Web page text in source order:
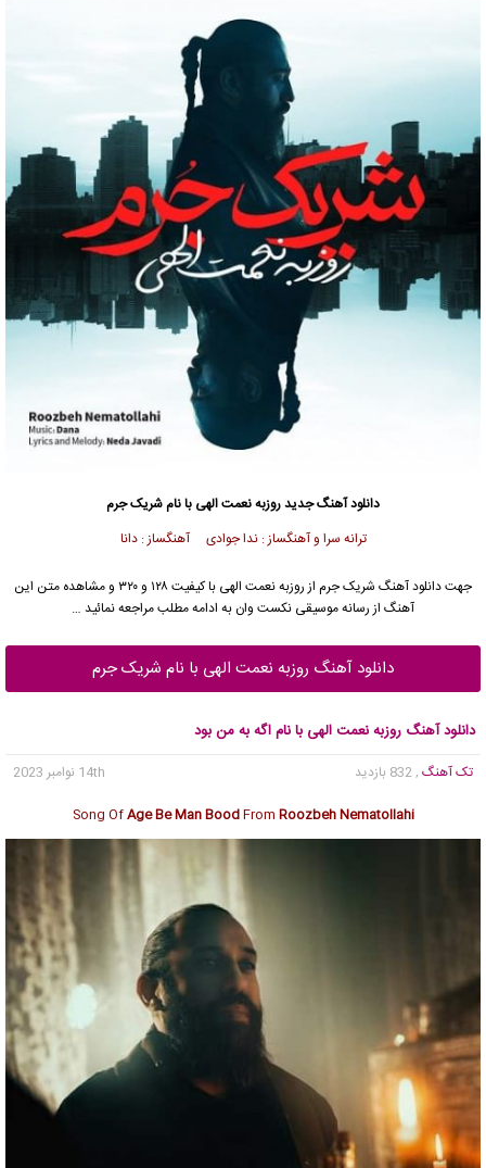
دانلود آهنگ جدیدروزبه نعمت الهی با نام شریک جرم
ترانه سرا و آهنگساز : ندا جوادی آهنگساز : دانا
جهت دانلود آهنگ شریک جرم از روزبه نعمت الهی
با کیفیت ۱۲۸ و ۳۲۰ و مشاهده متن این
آهنگ از رسانه موسیقی نکست وان به ادامه مطلب مراجعه نمائید …
دانلود آهنگ روزبه نعمت الهی با نام شریک جرم
دانلود آهنگ روزبه نعمت الهی با نام اگه به من بود
تک آهنگ , 832 بازدید
14th نوامبر 2023
Song OfAge Be Man BoodFrom Roozbeh Nematollahi